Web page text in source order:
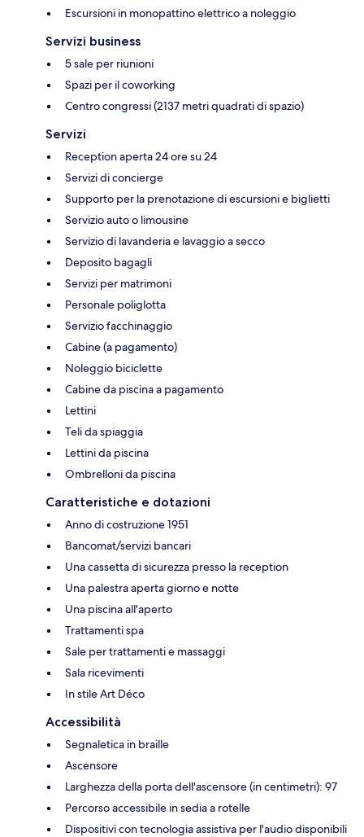
Escursioni in monopattino elettrico a noleggio
Servizi business
5 sale per riunioni
Spazi per il coworking
Centro congressi (2137 metri quadrati di spazio)
Servizi
Reception aperta 24 ore su 24
Servizi di concierge
Supporto per la prenotazione di escursioni e biglietti
Servizio auto o limousine
Servizio di lavanderia e lavaggio a secco
Deposito bagagli
Servizi per matrimoni
Personale poliglotta
Servizio facchinaggio
Cabine (a pagamento)
Noleggio biciclette
Cabine da piscina a pagamento
Lettini
Teli da spiaggia
Lettini da piscina
Ombrelloni da piscina
Caratteristiche e dotazioni
Anno di costruzione 1951
Bancomat/servizi bancari
Una cassetta di sicurezza presso la reception
Una palestra aperta giorno e notte
Una piscina all'aperto
Trattamenti spa
Sale per trattamenti e massaggi
Sala ricevimenti
In stile Art Déco
Accessibilità
Segnaletica in braille
Ascensore
Larghezza della porta dell'ascensore (in centimetri): 97
Percorso accessibile in sedia a rotelle
Dispositivi con tecnologia assistiva per l'audio disponibili